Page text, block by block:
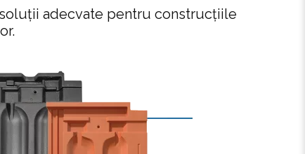
adecvate pentru construcțiile